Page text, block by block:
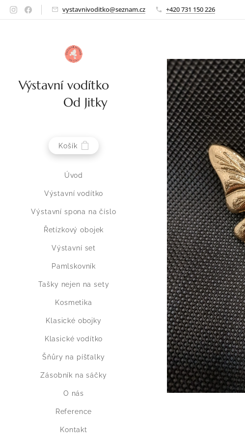
vystavnivoditko@seznam.cz +420 731 150 226
Výstavní vodítko
Od Jitky
Košík
Úvod
Výstavní vodítko
Výstavní spona na číslo
Řetízkový obojek
Výstavní set
Pamlskovník
Tašky nejen na sety
Kosmetika
Klasické obojky
Klasické vodítko
Šňůry na píšťalky
Zásobník na sáčky
O nás
Reference
Kontakt